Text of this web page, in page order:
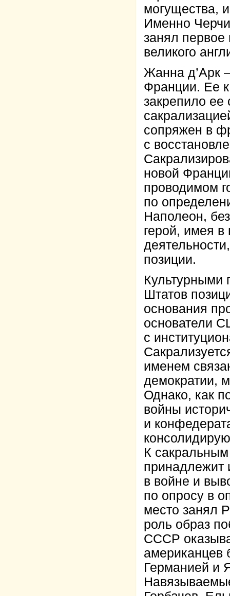
могущества,
Именно
занял
великого
Жанна д’Арк
Франции. Ее
закрепило ее
сопряжен в
с
новой
проводимом
по
Наполеон,
герой, имея в
позиции.
Культурными
Штатов
основания
основатели
с
именем
демократии,
Однако, как
войны
и
К
принадлежит
в войне и
по опросу в
место занял
роль образ
СССР
американцев
Германией и